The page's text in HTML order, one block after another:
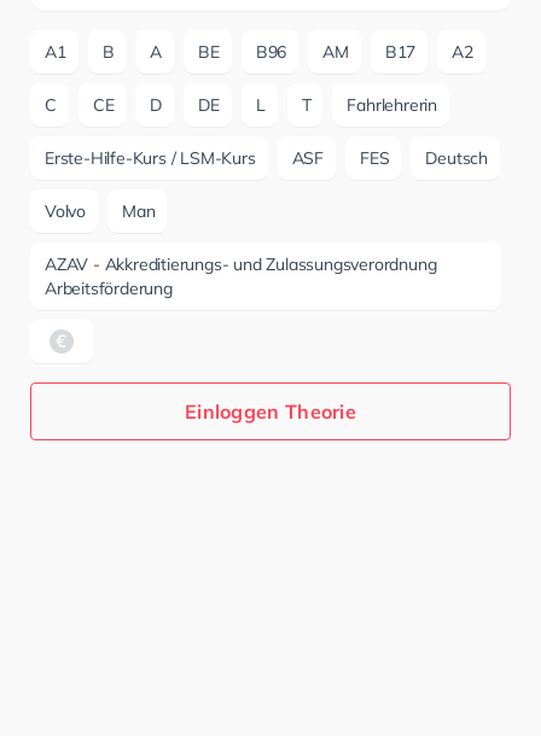
A1 B A BE B96 AM B17 A2
C CE D DE L T Fahrlehrerin
Erste-Hilfe-Kurs / LSM-Kurs ASF FES Deutsch
Volvo Man
AZAV - Akkreditierungs- und Zulassungsverordnung
Arbeitsförderung
Einloggen Theorie